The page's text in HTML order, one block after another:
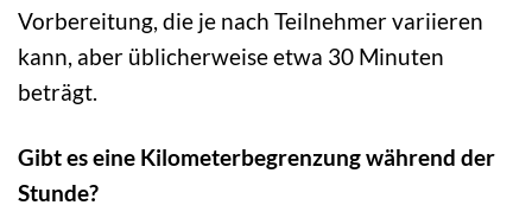
Vorbereitung, die je nach Teilnehmer variieren
kann, aber üblicherweise etwa 30 Minuten
beträgt.
Gibt es eine Kilometerbegrenzung während der
Stunde?